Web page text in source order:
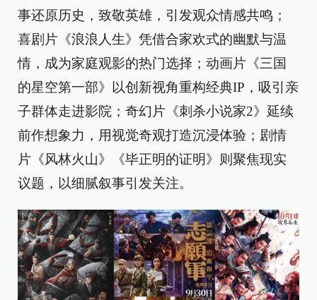
事还原历史，致敬英雄，引发观众情感共鸣；
喜剧片《浪浪人生》凭借合家欢式的幽默与温
情，成为家庭观影的热门选择；动画片《三国
的星空第一部》以创新视角重构经典IP，吸引亲
子群体走进影院；奇幻片《刺杀小说家2》延续
前作想象力，用视觉奇观打造沉浸体验；剧情
片《风林火山》《毕正明的证明》则聚焦现实
议题，以细腻叙事引发关注。